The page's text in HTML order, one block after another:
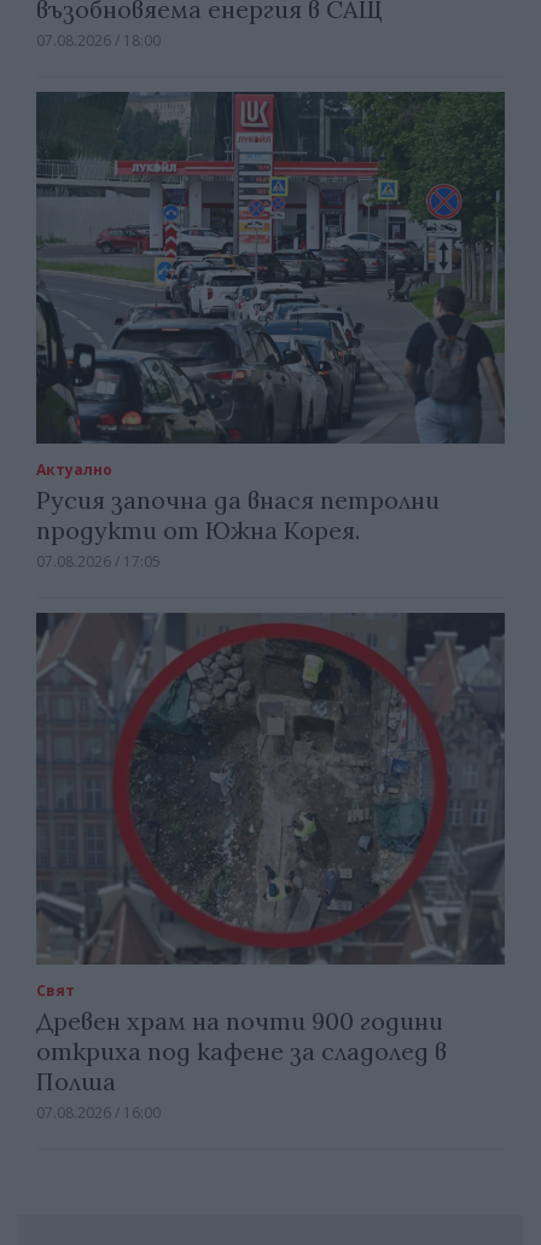
възобновяема енергия в САЩ
07.08.2026 / 18:00
Актуално
Русия започна да внася петролни
продукти от Южна Корея.
07.08.2026 / 17:05
Свят
Древен храм на почти 900 години
откриха под кафене за сладолед в
Полша
07.08.2026 / 16:00